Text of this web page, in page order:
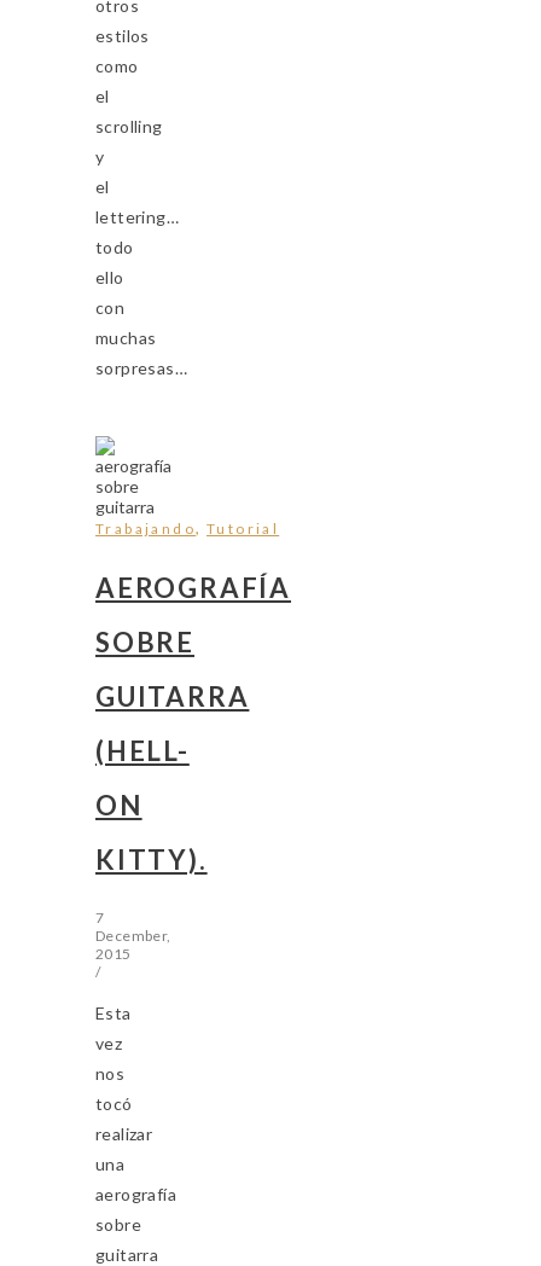
otros
estilos
como
el
scrolling
y
el
lettering…
todo
ello
con
muchas
sorpresas…
Trabajando, Tutorial
AEROGRAFÍA
SOBRE
GUITARRA
(HELL-
ON
KITTY).
7
December,
2015
/
Esta
vez
nos
tocó
realizar
una
aerografía
sobre
guitarra